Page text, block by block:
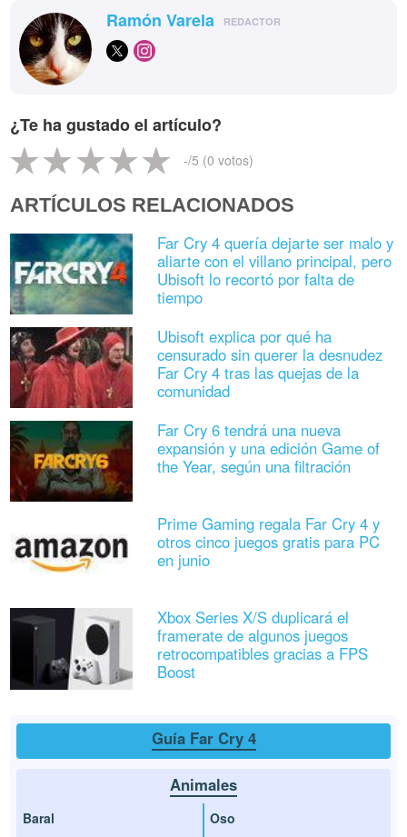
Ramón Varela REDACTOR
¿Te ha gustado el artículo?
-/5 (0 votos)
ARTÍCULOS RELACIONADOS
Far Cry 4 quería dejarte ser malo y
aliarte con el villano principal, pero
Ubisoft lo recortó por falta de
tiempo
Ubisoft explica por qué ha
censurado sin querer la desnudez
Far Cry 4 tras las quejas de la
comunidad
Far Cry 6 tendrá una nueva
expansión y una edición Game of
the Year, según una filtración
Prime Gaming regala Far Cry 4 y
otros cinco juegos gratis para PC
en junio
Xbox Series X/S duplicará el
framerate de algunos juegos
retrocompatibles gracias a FPS
Boost
Guía Far Cry 4
Animales
Baral Oso